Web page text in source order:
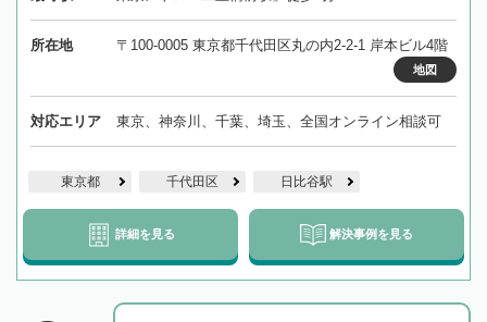
所在地 〒100-0005 東京都千代田区丸の内2-2-1 岸本ビル4階
地図
対応エリア 東京、神奈川、千葉、埼玉、全国オンライン相談可
東京都 千代田区 日比谷駅
詳細を見る 解決事例を見る